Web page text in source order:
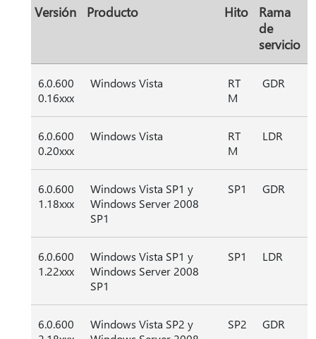
Versión Producto Hito
Rama
de
servicio
6.0.600
0.16xxx
Windows Vista
RT
M
GDR
6.0.600
0.20xxx
Windows Vista
RT
M
LDR
6.0.600
1.18xxx
Windows Vista SP1 y
Windows Server 2008
SP1
SP1 GDR
6.0.600
1.22xxx
Windows Vista SP1 y
Windows Server 2008
SP1
SP1 LDR
6.0.600
Windows Vista SP2 y
SP2 GDR